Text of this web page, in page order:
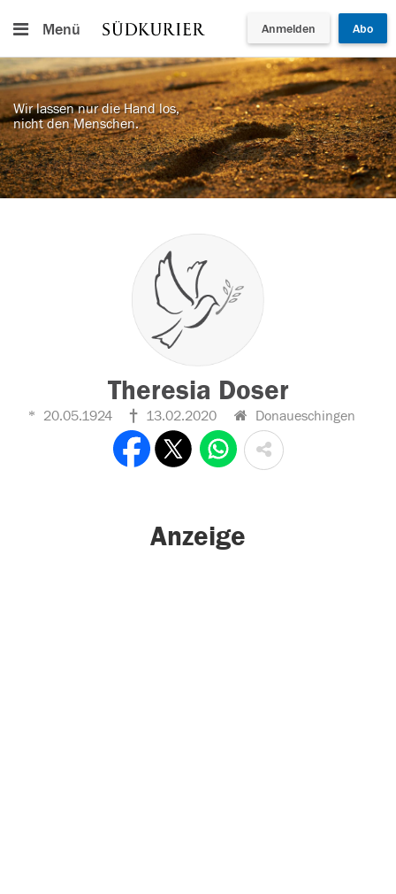
Menü Anmelden Abo
Wir lassen nur die Hand los,
nicht den Menschen.
Theresia Doser
20.05.1924 13.02.2020 Donaueschingen
Anzeige